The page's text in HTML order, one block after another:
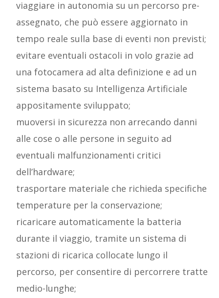
viaggiare in autonomia su un percorso pre-
assegnato, che può essere aggiornato in
tempo reale sulla base di eventi non previsti;
evitare eventuali ostacoli in volo grazie ad
una fotocamera ad alta definizione e ad un
sistema basato su Intelligenza Artificiale
appositamente sviluppato;
muoversi in sicurezza non arrecando danni
alle cose o alle persone in seguito ad
eventuali malfunzionamenti critici
dell’hardware;
trasportare materiale che richieda specifiche
temperature per la conservazione;
ricaricare automaticamente la batteria
durante il viaggio, tramite un sistema di
stazioni di ricarica collocate lungo il
percorso, per consentire di percorrere tratte
medio-lunghe;